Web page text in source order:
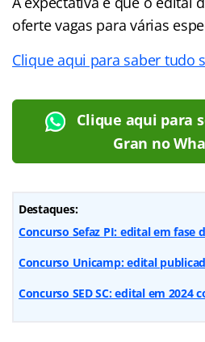
oferte vagas para várias
Clique aqui para saber tudo
Clique aqui para
Gran no
Destaques:
Concurso Sefaz PI: edital em fase
Concurso Unicamp: edital
Concurso SED SC: edital em 2024